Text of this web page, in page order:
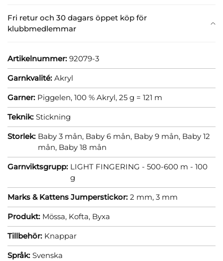
Fri retur och 30 dagars öppet köp för
klubbmedlemmar
Artikelnummer: 92079-3
Garnkvalité: Akryl
Garner: Piggelen, 100 % Akryl, 25 g = 121 m
Teknik: Stickning
Storlek: Baby 3 mån, Baby 6 mån, Baby 9 mån, Baby 12
mån, Baby 18 mån
Garnviktsgrupp: LIGHT FINGERING - 500-600 m - 100
g
Marks & Kattens Jumperstickor: 2 mm, 3 mm
Produkt: Mössa, Kofta, Byxa
Tillbehör: Knappar
Språk: Svenska